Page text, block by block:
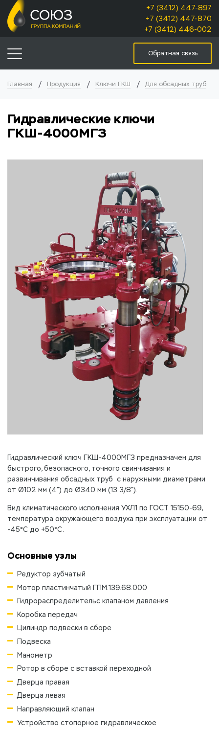
+7 (3412) 447-897
+7 (3412) 447-870
+7 (3412) 446-002
Обратная связь
Главная Продукция Ключи ГКШ Для обсадных труб
Гидравлические ключи
ГКШ-4000МГЗ
Гидравлический ключ ГКШ-4000МГЗ предназначен для
быстрого, безопасного, точного свинчивания и
развинчивания обсадных труб с наружными диаметрами
от Ø102 мм (4") до Ø340 мм (13 3/8").
Вид климатического исполнения УХЛ1 по ГОСТ 15150-69,
температура окружающего воздуха при эксплуатации от
-45°С до +50°С.
Основные узлы
Редуктор зубчатый
Мотор пластинчатый ГПМ.139.68.000
Гидрораспределительс клапаном давления
Коробка передач
Цилиндр подвески в сборе
Подвеска
Манометр
Ротор в сборе с вставкой переходной
Дверца правая
Дверца левая
Направляющий клапан
Устройство стопорное гидравлическое